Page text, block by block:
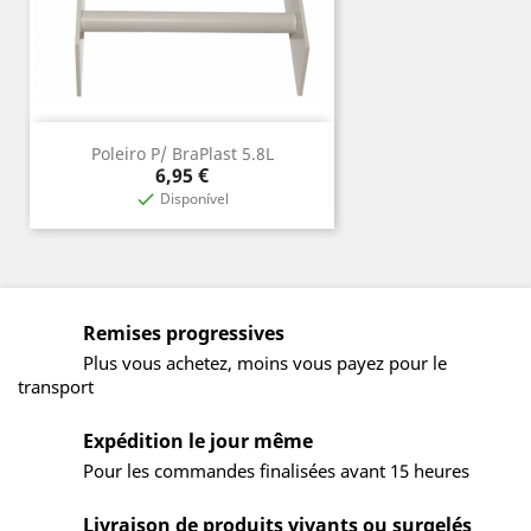
Poleiro P/ BraPlast 5.8L
Prix
6,95 €
 Disponível
Remises progressives
Plus vous achetez, moins vous payez pour le
transport
Expédition le jour même
Pour les commandes finalisées avant 15 heures
Livraison de produits vivants ou surgelés